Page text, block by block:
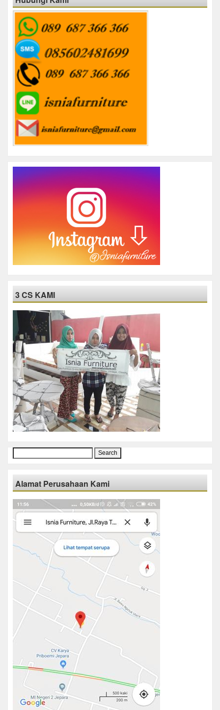
3 CS KAMI
Search
for:
Alamat Perusahaan Kami